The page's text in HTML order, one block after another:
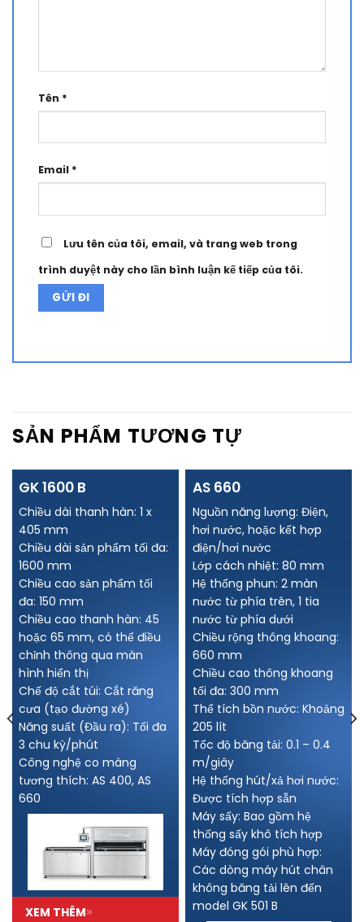
Tên *
Email *
Lưu tên của tôi, email, và trang web trong
trình duyệt này cho lần bình luận kế tiếp của tôi.
SẢN PHẨM TƯƠNG TỰ
XEM THÊM
GK 1600 B
Chiều dài thanh hàn: 1 x
405 mm
Chiều dài sản phẩm tối đa:
1600 mm
Chiều cao sản phẩm tối
đa: 150 mm
Chiều cao thanh hàn: 45
hoặc 65 mm, có thể điều
chỉnh thông qua màn
hình hiển thị
Chế độ cắt túi: Cắt răng
cưa (tạo đường xé)
Năng suất (Đầu ra): Tối đa
3 chu kỳ/phút
Công nghệ co màng
tương thích: AS 400, AS
660
AS 660
Nguồn năng lượng: Điện,
hơi nước, hoặc kết hợp
điện/hơi nước
Lớp cách nhiệt: 80 mm
Hệ thống phun: 2 màn
nước từ phía trên, 1 tia
nước từ phía dưới
Chiều rộng thông khoang:
660 mm
Chiều cao thông khoang
tối đa: 300 mm
Thể tích bồn nước: Khoảng
205 lít
Tốc độ băng tải: 0.1 – 0.4
m/giây
Hệ thống hút/xả hơi nước:
Được tích hợp sẵn
Máy sấy: Bao gồm hệ
thống sấy khô tích hợp
Máy đóng gói phù hợp:
Các dòng máy hút chân
không băng tải lên đến
model GK 501 B